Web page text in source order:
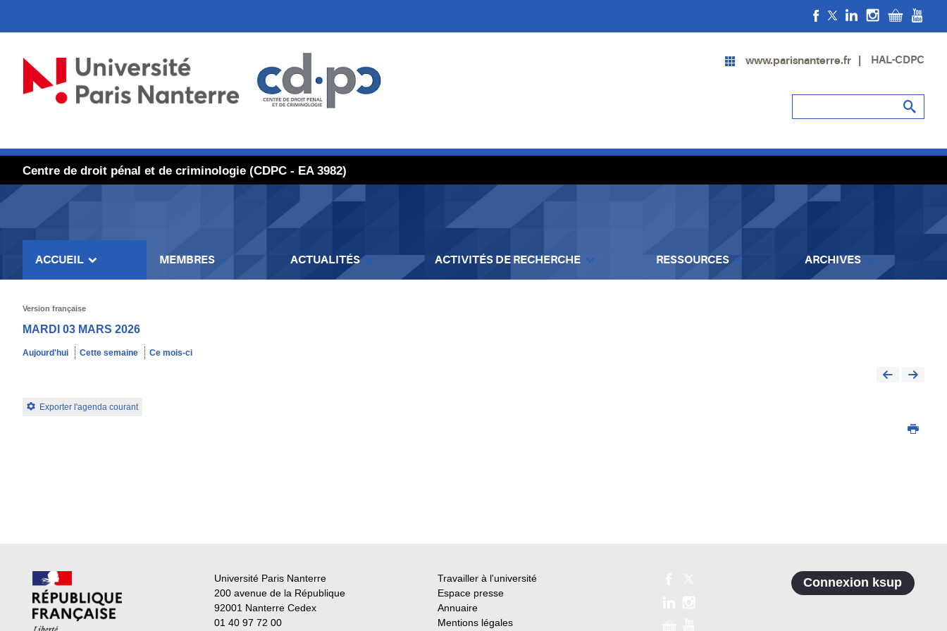
www.parisnanterre.fr HAL-CDPC
Centre de droit pénal et de criminologie (CDPC - EA 3982)
ACCUEIL MEMBRES ACTUALITÉS ACTIVITÉS DE RECHERCHE RESSOURCES ARCHIVES
Version française
MARDI 03 MARS 2026
Aujourd'hui Cette semaine Ce mois-ci
Exporter l'agenda courant
Université Paris Nanterre
200 avenue de la République
92001 Nanterre Cedex
01 40 97 72 00
Travailler à l'université
Espace presse
Annuaire
Mentions légales
Connexion ksup